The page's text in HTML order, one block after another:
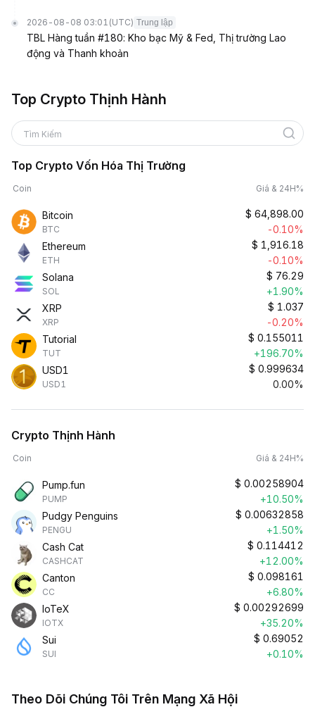
2026-08-08 03:01 (UTC) Trung lập
TBL Hàng tuần #180: Kho bạc Mỹ & Fed, Thị trường Lao
động và Thanh khoản
Top Crypto Thịnh Hành
Tìm Kiếm
Top Crypto Vốn Hóa Thị Trường
Coin Giá & 24H%
Bitcoin
BTC
$ 64,898.00
-0.10%
Ethereum
ETH
$ 1,916.18
-0.10%
Solana
SOL
$ 76.29
+1.90%
XRP
XRP
$ 1.037
-0.20%
Tutorial
TUT
$ 0.155011
+196.70%
USD1
USD1
$ 0.999634
0.00%
Crypto Thịnh Hành
Coin Giá & 24H%
Pump.fun
PUMP
$ 0.00258904
+10.50%
Pudgy Penguins
PENGU
$ 0.00632858
+1.50%
Cash Cat
CASHCAT
$ 0.114412
+12.00%
Canton
CC
$ 0.098161
+6.80%
IoTeX
IOTX
$ 0.00292699
+35.20%
Sui
SUI
$ 0.69052
+0.10%
Theo Dõi Chúng Tôi Trên Mạng Xã Hội